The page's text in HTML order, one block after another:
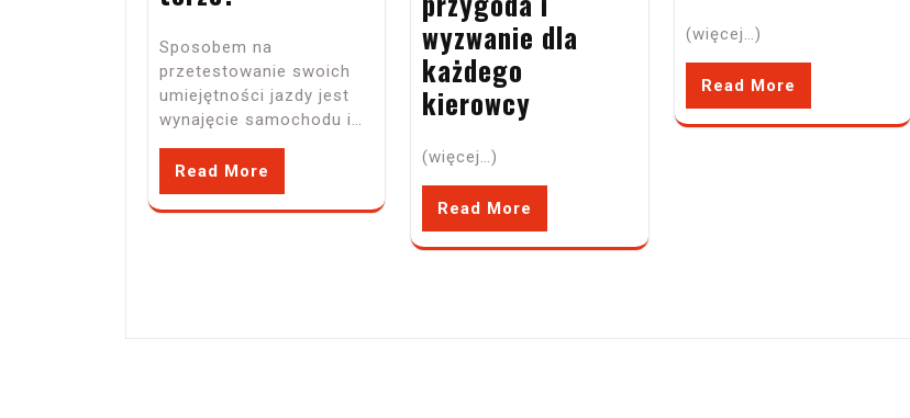
Sposobem na
przetestowanie swoich
umiejętności jazdy jest
wynajęcie samochodu i…
Read More
wyzwanie dla
każdego
kierowcy
(więcej…)
Read More
(więcej…)
Read More